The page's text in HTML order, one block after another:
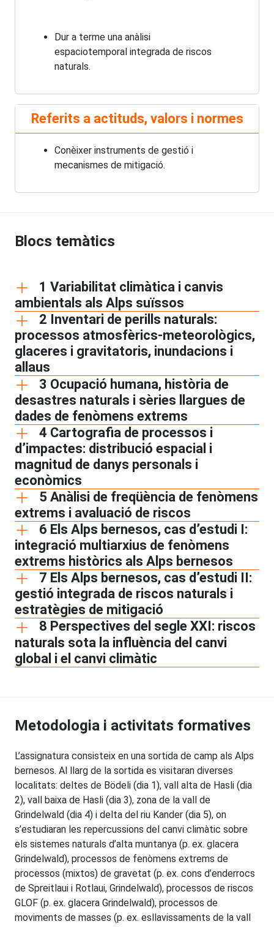
Dur a terme una anàlisi
espaciotemporal integrada de riscos
naturals.
Referits a actituds, valors i normes
Conèixer instruments de gestió i
mecanismes de mitigació.
Blocs temàtics
1 Variabilitat climàtica i canvis
ambientals als Alps suïssos
2 Inventari de perills naturals:
processos atmosfèrics-meteorològics,
glaceres i gravitatoris, inundacions i
allaus
3 Ocupació humana, història de
desastres naturals i sèries llargues de
dades de fenòmens extrems
4 Cartografia de processos i
d’impactes: distribució espacial i
magnitud de danys personals i
econòmics
5 Anàlisi de freqüència de fenòmens
extrems i avaluació de riscos
6 Els Alps bernesos, cas d’estudi I:
integració multiarxius de fenòmens
extrems històrics als Alps bernesos
7 Els Alps bernesos, cas d’estudi II:
gestió integrada de riscos naturals i
estratègies de mitigació
8 Perspectives del segle XXI: riscos
naturals sota la influència del canvi
global i el canvi climàtic
Metodologia i activitats formatives
L’assignatura consisteix en una sortida de camp als Alps
bernesos. Al llarg de la sortida es visitaran diverses
localitats: deltes de Bödeli (dia 1), vall alta de Hasli (dia
2), vall baixa de Hasli (dia 3), zona de la vall de
Grindelwald (dia 4) i delta del riu Kander (dia 5), ​​on
s’estudiaran les repercussions del canvi climàtic sobre
els sistemes naturals d’alta muntanya (p. ex. glacera
Grindelwald), processos de fenòmens extrems de
processos (mixtos) de gravetat (p. ex. cons d’enderrocs
de Spreitlaui i Rotlaui, Grindelwald), processos de riscos
GLOF (p. ex. glacera Grindelwald), processos de
moviments de masses (p. ex. esllavissaments de la vall